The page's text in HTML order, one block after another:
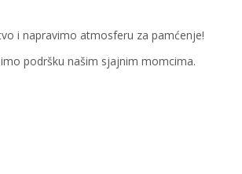
i napravimo atmosferu za pamćenje!
podršku našim sjajnim momcima.